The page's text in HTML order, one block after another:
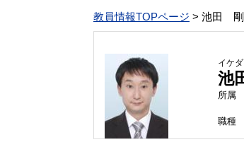
教員情報TOPページ > 池田
イケ
池
所属
職種